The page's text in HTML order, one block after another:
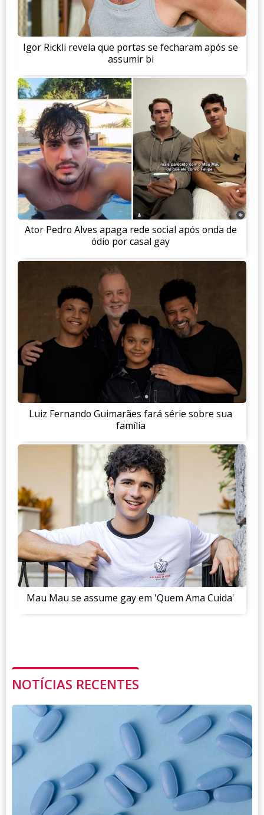
Igor Rickli revela que portas se fecharam após se
assumir bi
Ator Pedro Alves apaga rede social após onda de
ódio por casal gay
Luiz Fernando Guimarães fará série sobre sua
família
Mau Mau se assume gay em 'Quem Ama Cuida'
NOTÍCIAS RECENTES